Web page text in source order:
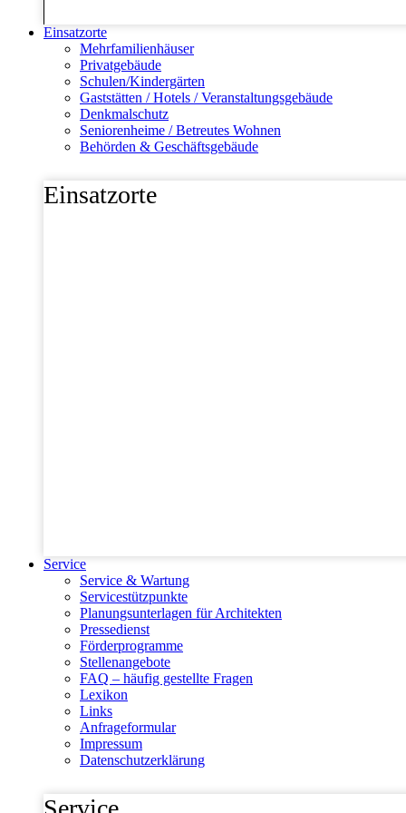
Einsatzorte
Mehrfamilienhäuser
Privatgebäude
Schulen/Kindergärten
Gaststätten / Hotels / Veranstaltungsgebäude
Denkmalschutz
Seniorenheime / Betreutes Wohnen
Behörden & Geschäftsgebäude
Einsatzorte
Service
Service & Wartung
Servicestützpunkte
Planungsunterlagen für Architekten
Pressedienst
Förderprogramme
Stellenangebote
FAQ – häufig gestellte Fragen
Lexikon
Links
Anfrageformular
Impressum
Datenschutzerklärung